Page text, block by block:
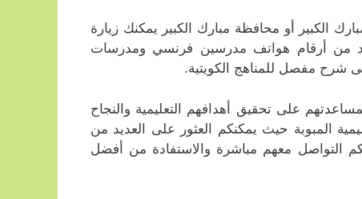
أو محافظة مبارك الكبير يمكنك زيارة
من أرقام هواتف مدرسين فرنسي ومدرسات
شرح مفصل للمناهج الكويتية.
على تحقيق أهدافهم التعليمية والنجاح
المبوبة حيث يمكنكم العثور على العديد من
التواصل معهم مباشرة والاستفادة من أفضل